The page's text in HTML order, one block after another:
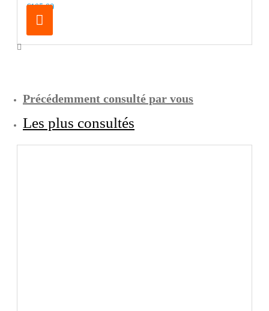
€105.00
Précédemment consulté par vous
Les plus consultés